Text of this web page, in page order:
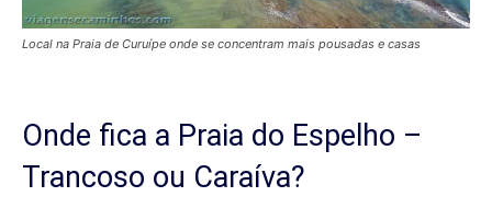
Local na Praia de Curuípe onde se concentram mais pousadas e casas
Onde fica a Praia do Espelho –
Trancoso ou Caraíva?